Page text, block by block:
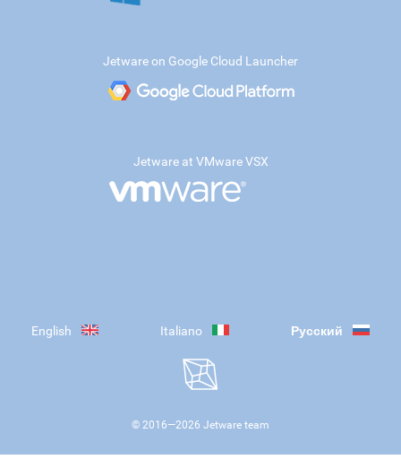
Jetware on Google Cloud Launcher
Jetware at VMware VSX
English Italiano Русский
© 2016—2026 Jetware team